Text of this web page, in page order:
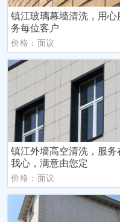
镇江玻璃幕墙清洗，用心
务每位客户
价格：面议
镇江外墙高空清洗，服务
我心，满意由您定
价格：面议